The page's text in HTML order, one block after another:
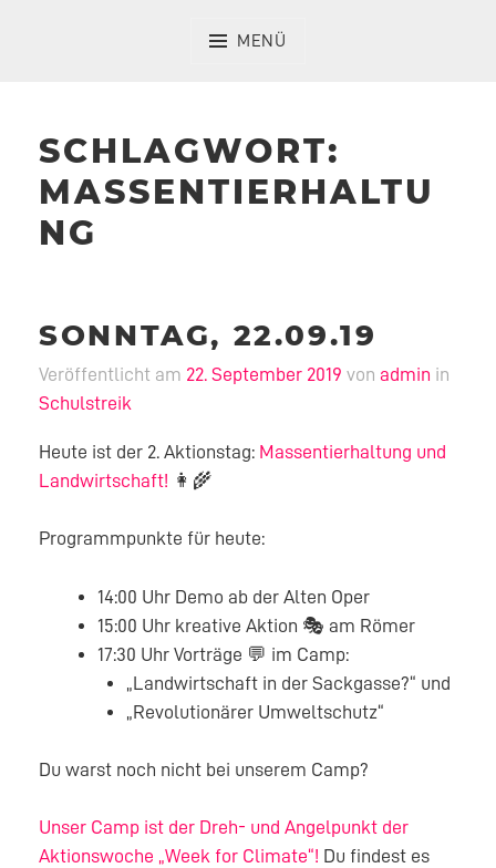
MENÜ
SCHLAGWORT:
MASSENTIERHALTU
NG
SONNTAG, 22.09.19
Veröffentlicht am 22. September 2019 von admin in
Schulstreik
Heute ist der 2. Aktionstag: Massentierhaltung und
Landwirtschaft! 👩‍🌾
Programmpunkte für heute:
14:00 Uhr Demo ab der Alten Oper
15:00 Uhr kreative Aktion 🎭 am Römer
17:30 Uhr Vorträge 💬 im Camp:
„Landwirtschaft in der Sackgasse?“ und
„Revolutionärer Umweltschutz“
Du warst noch nicht bei unserem Camp?
Unser Camp ist der Dreh- und Angelpunkt der
Aktionswoche „Week for Climate“! Du findest es